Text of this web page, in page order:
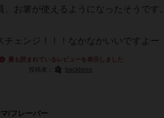
お箸が使えるようになったそうです。
ェンジ！！！なかなかいいですよー
最も読まれているレビューを表示しました
投稿者：
backbees
/フレーバー